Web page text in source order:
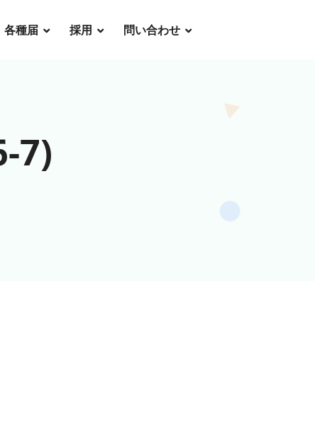
各種届 採用 問い合わせ
7)